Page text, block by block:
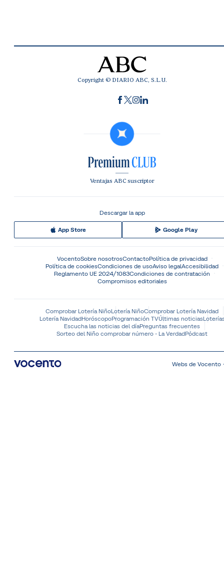
Copyright © DIARIO ABC, S.L.U.
Ventajas ABC suscriptor
Descargar la app
App Store Google Play
VocentoSobre nosotrosContactoPolítica de privacidad
Política de cookiesCondiciones de usoAviso legalAccesibilidad
Reglamento UE 2024/1083Condiciones de contratación
Compromisos editoriales
Comprobar Lotería NiñoLotería NiñoComprobar Lotería Navidad
Lotería NavidadHoróscopoProgramación TVÚltimas noticias
Escucha las noticias del díaPreguntas frecuentes
Sorteo del Niño comprobar número - La VerdadPódcast
Webs de Vocento